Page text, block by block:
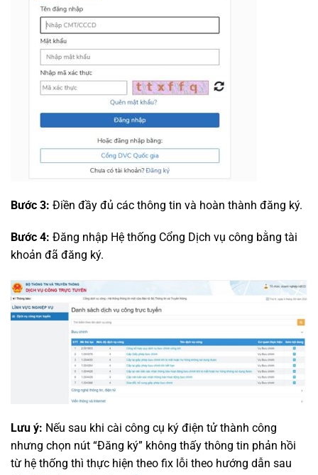
Bước 3: Điền đầy đủ các thông tin và hoàn thành đăng ký.
Bước 4: Đăng nhập Hệ thống Cổng Dịch vụ công bằng tài
khoản đã đăng ký.
Lưu ý: Nếu sau khi cài công cụ ký điện tử thành công
nhưng chọn nút “Đăng ký” không thấy thông tin phản hồi
từ hệ thống thì thực hiện theo fix lỗi theo hướng dẫn sau